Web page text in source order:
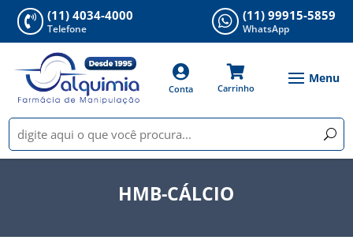
 (11) 4034-4000
Telefone  (11) 99915-5859
WhatsApp

Conta

Carrinho
HMB-CÁLCIO